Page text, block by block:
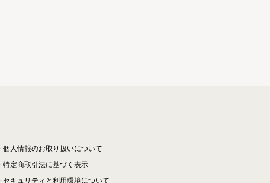
個人情報のお取り扱いについて
特定商取引法に基づく表示
セキュリティと利用環境について